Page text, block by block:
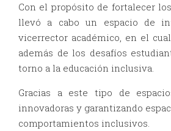
Con el propósito de fortalecer
llevó a cabo un espacio de
vicerrector académico, en el
además de los desafíos
torno a la educación inclusiva.
Gracias a este tipo de
innovadoras y garantizando
comportamientos inclusivos.